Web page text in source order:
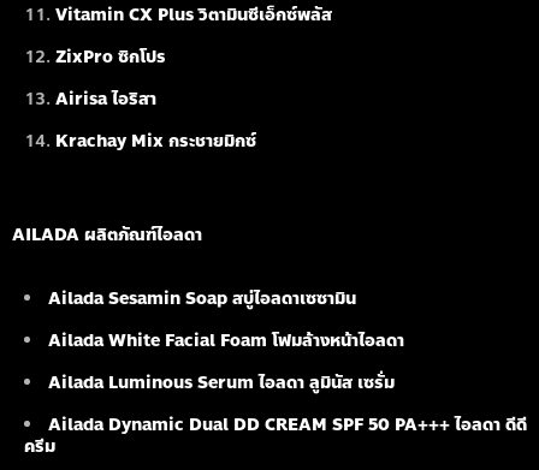
Vitamin CX Plus วิตามินซีเอ็กซ์พลัส
ZixPro ซิกโปร
Airisa ไอริสา
Krachay Mix กระชายมิกซ์
AILADA ผลิตภัณฑ์ไอลดา
Ailada Sesamin Soapสบู่ไอลดาเซซามิน
Ailada White Facial Foamโฟมล้างหน้าไอลดา
Ailada Luminous Serumไอลดา ลูมินัส เซรั่ม
Ailada Dynamic Dual DD CREAM SPF 50 PA+++ ไอลดา ดีดี
ครีม